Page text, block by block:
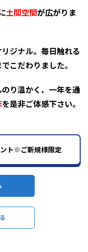
土間空間が広がりま
ジナル。毎日触れる
こだわりました。
り温かく、 一年を通
を是非ご体感下さい。
ト※ご新規様限定